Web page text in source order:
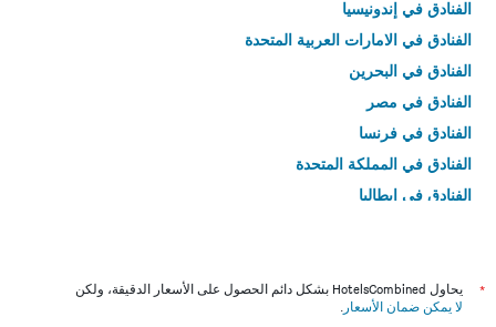
الفنادق في إندونيسيا
الفنادق في الامارات العربية المتحدة
الفنادق في البحرين
الفنادق في مصر
الفنادق في فرنسا
الفنادق في المملكة المتحدة
الفنادق في إيطاليا
*
يحاول HotelsCombined بشكل دائم الحصول على الأسعار الدقيقة، ولكن
لا يمكن ضمان الأسعار .